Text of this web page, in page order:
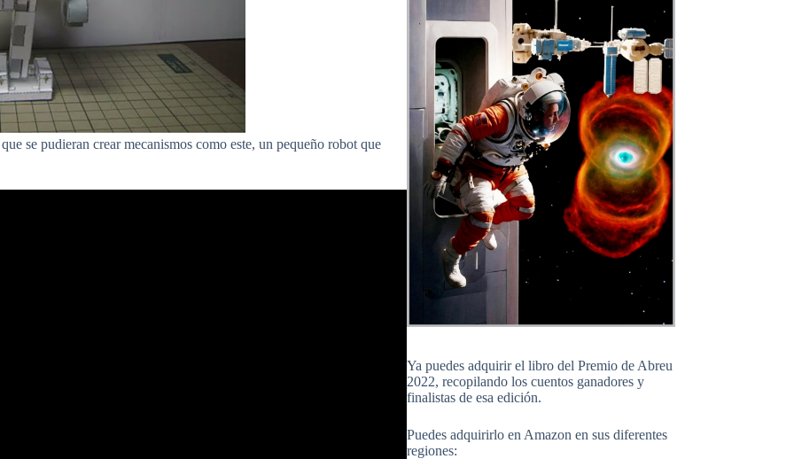
se pudieran crear mecanismos como este, un pequeño robot que
Ya puedes adquirir el libro del Premio de Abreu
2022, recopilando los cuentos ganadores y
finalistas de esa edición.
Puedes adquirirlo en Amazon en sus diferentes
regiones: